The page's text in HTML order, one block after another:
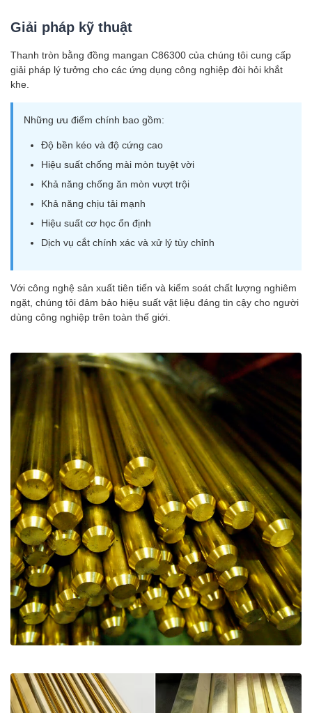
Giải pháp kỹ thuật
Thanh tròn bằng đồng mangan C86300 của chúng tôi cung cấp
giải pháp lý tưởng cho các ứng dụng công nghiệp đòi hỏi khắt
khe.
Những ưu điểm chính bao gồm:
Độ bền kéo và độ cứng cao
Hiệu suất chống mài mòn tuyệt vời
Khả năng chống ăn mòn vượt trội
Khả năng chịu tải mạnh
Hiệu suất cơ học ổn định
Dịch vụ cắt chính xác và xử lý tùy chỉnh
Với công nghệ sản xuất tiên tiến và kiểm soát chất lượng nghiêm
ngặt, chúng tôi đảm bảo hiệu suất vật liệu đáng tin cậy cho người
dùng công nghiệp trên toàn thế giới.